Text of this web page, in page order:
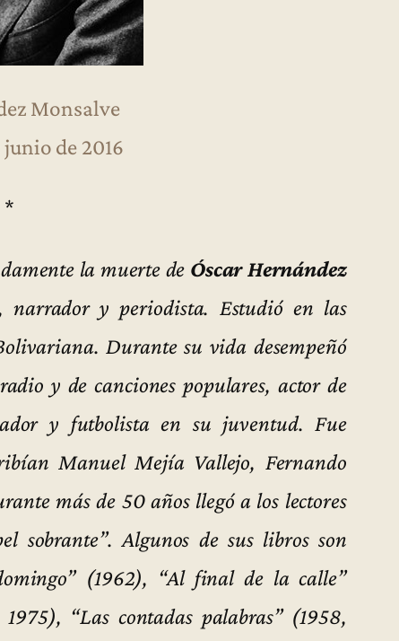
Monsalve
de 2016
*
la muerte de Óscar Hernández
y periodista. Estudió en las
Durante su vida desempeñó
y de canciones populares, actor de
y futbolista en su juventud. Fue
Manuel Mejía Vallejo, Fernando
más de 50 años llegó a los lectores
sobrante”. Algunos de sus libros son
(1962), “Al final de la calle”
“Las contadas palabras” (1958,